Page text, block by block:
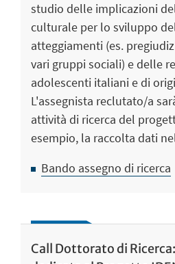
studio delle implicazioni
culturale per lo sviluppo
atteggiamenti (es.
vari gruppi sociali) e delle
adolescenti italiani e di
L'assegnista reclutato/a
attività di ricerca del
esempio, la raccolta dati
Bando assegno di ricerca
Call Dottorato di